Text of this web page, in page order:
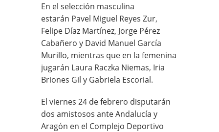
En el selección masculina
estarán Pavel Miguel Reyes Zur,
Felipe Díaz Martínez, Jorge Pérez
Cabañero y David Manuel García
Murillo, mientras que en la femenina
jugarán Laura Raczka Niemas, Iria
Briones Gil y Gabriela Escorial.
El viernes 24 de febrero disputarán
dos amistosos ante Andalucía y
Aragón en el Complejo Deportivo